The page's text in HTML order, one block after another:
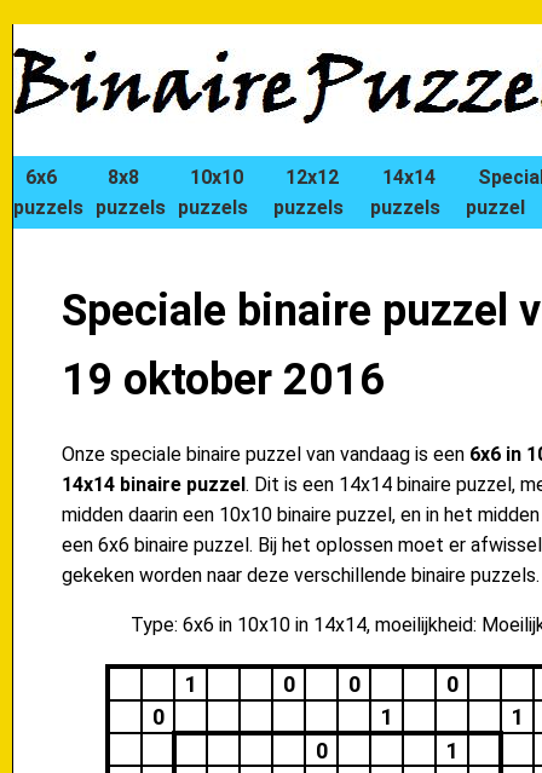
6x6
puzzels
8x8
puzzels
10x10
puzzels
12x12
puzzels
14x14
puzzels
puzzel
Speciale binaire puzzel
19 oktober 2016
Onze speciale binaire puzzel van vandaag is een 6x6 in
14x14 binaire puzzel. Dit is een 14x14 binaire puzzel,
midden daarin een 10x10 binaire puzzel, en in het
een 6x6 binaire puzzel. Bij het oplossen moet er
gekeken worden naar deze verschillende binaire puzzels.
Type: 6x6 in 10x10 in 14x14, moeilijkheid:
1 0 0
0
0
1
1
0
1